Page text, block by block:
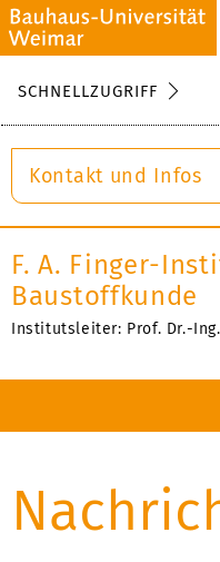
SCHNELLZUGRIFF
Kontakt und Infos
F. A. Finger-
Baustoffkunde
Institutsleiter: Prof. Dr.-